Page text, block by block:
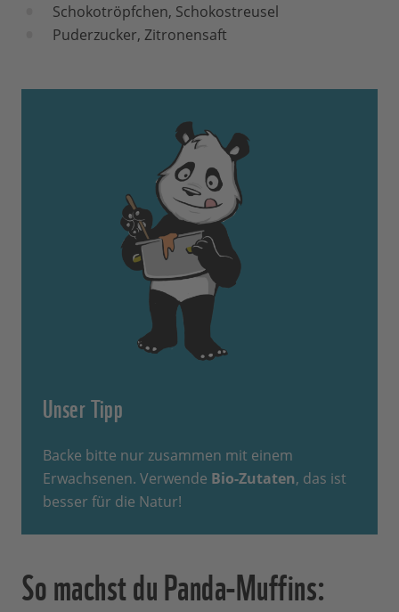
Schokotröpfchen, Schokostreusel
Puderzucker, Zitronensaft
Unser Tipp
Backe bitte nur zusammen mit einem
Erwachsenen. Verwende Bio-Zutaten, das ist
besser für die Natur!
So machst du Panda-Muffins: